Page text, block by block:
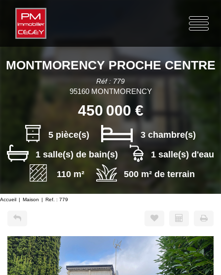
MONTMORENCY PROCHE CENTRE
Réf : 779
95160 MONTMORENCY
450 000 €
5 pièce(s)
3 chambre(s)
1 salle(s) de bain(s)
1 salle(s) d'eau
110 m²
500 m² de terrain
Accueil Maison Ref. : 779